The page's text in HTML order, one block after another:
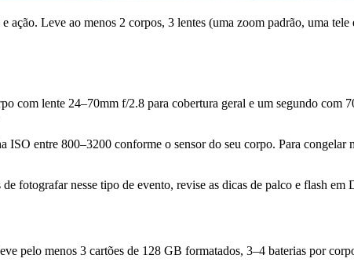
Leve ao menos 2 corpos, 3 lentes (uma zoom padrão, uma
com lente 24–70mm f/2.8 para cobertura geral e um segundo com
entre 800–3200 conforme o sensor do seu corpo. Para congelar
fotografar nesse tipo de evento, revise as dicas de palco e flash em
pelo menos 3 cartões de 128 GB formatados, 3–4 baterias por